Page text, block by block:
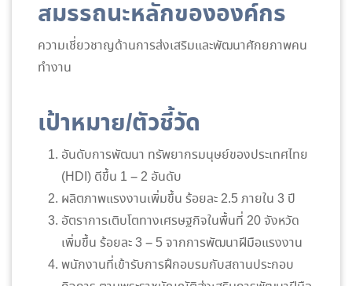
สมรรถนะหลักขององค์กร
ความเชี่ยวชาญด้านการส่งเสริมและพัฒนาศักยภาพคน
ทำงาน
เป้าหมาย/ตัวชี้วัด
อันดับการพัฒนา ทรัพยากรมนุษย์ของประเทศไทย
(HDI) ดีขึ้น 1 – 2 อันดับ
ผลิตภาพแรงงานเพิ่มขึ้น ร้อยละ 2.5 ภายใน 3 ปี
อัตราการเติบโตทางเศรษฐกิจในพื้นที่ 20 จังหวัด
เพิ่มขึ้น ร้อยละ 3 – 5 จากการพัฒนาฝีมือแรงงาน
พนักงานที่เข้ารับการฝึกอบรมกับสถานประกอบ